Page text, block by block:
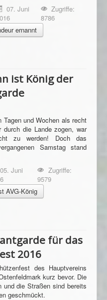
07. Juni
Zugriffe:
8786
ernannt
ist König der
und Wochen als recht
durch die Lande zogen, war
zu werden! Doch das
Samstag stand
05. Juni
Zugriffe:
9579
AVG-König
für das
2016
des Hauptvereins
kurz bevor. Die
und die Straßen sind bereits
geschmückt.